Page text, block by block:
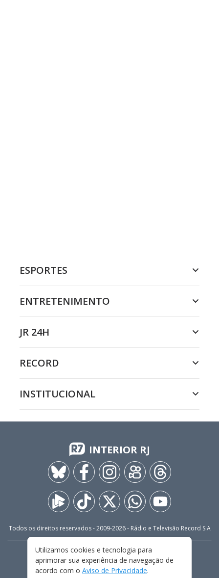
ESPORTES
ENTRETENIMENTO
JR 24H
RECORD
INSTITUCIONAL
INTERIOR RJ
Todos os direitos reservados - 2009-2026- Rádio e Televisão Record S.A
FALE CONOSCO
PRIVACIDADE
TERMOS E CONDIÇÕES DE USO
Utilizamos cookies e tecnologia para
aprimorar sua experiência de navegação de
acordo com o Aviso de Privacidade.